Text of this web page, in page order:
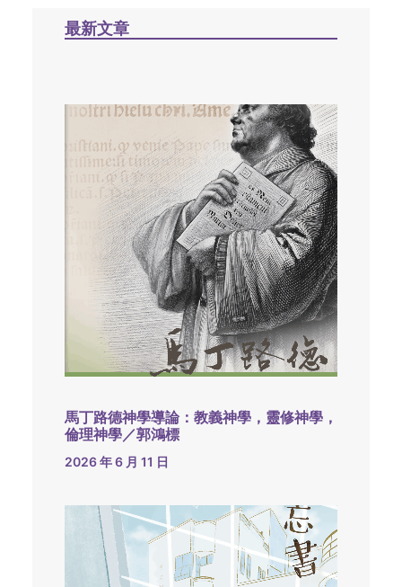
最新文章
馬丁路德神學導論：教義神學，靈修神學，
倫理神學／郭鴻標
2026 年 6 月 11 日